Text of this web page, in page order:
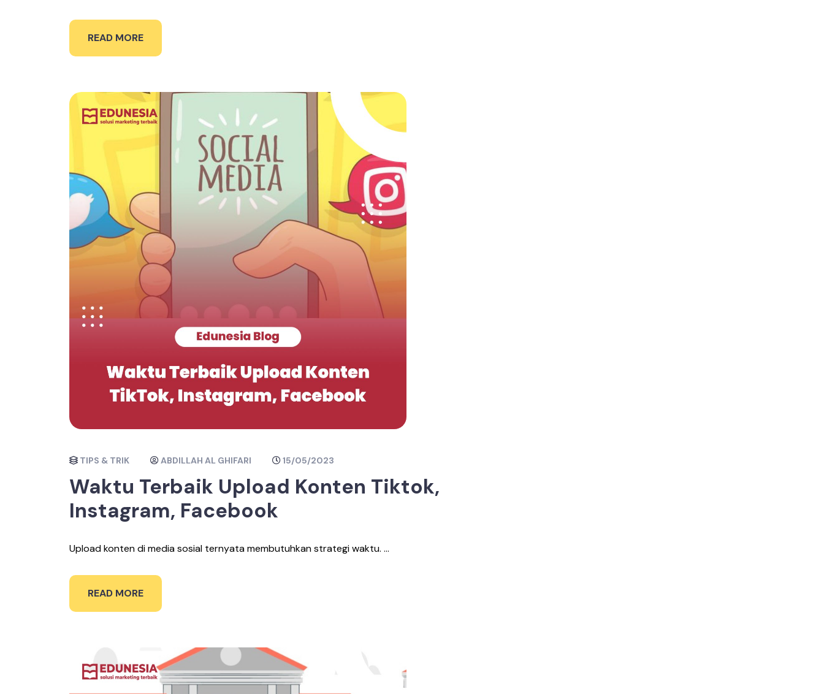
READ MORE
TIPS & TRIK ABDILLAH AL GHIFARI 15/05/2023
Waktu Terbaik Upload Konten Tiktok,
Instagram, Facebook
Upload konten di media sosial ternyata membutuhkan strategi waktu. ...
READ MORE